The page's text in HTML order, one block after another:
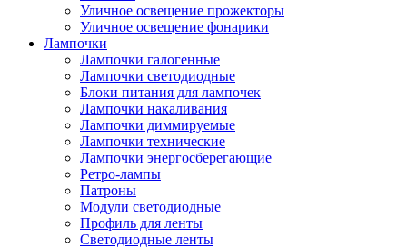
Уличное освещение прожекторы
Уличное освещение фонарики
Лампочки
Лампочки галогенные
Лампочки светодиодные
Блоки питания для лампочек
Лампочки накаливания
Лампочки диммируемые
Лампочки технические
Лампочки энергосберегающие
Ретро-лампы
Патроны
Модули светодиодные
Профиль для ленты
Светодиодные ленты